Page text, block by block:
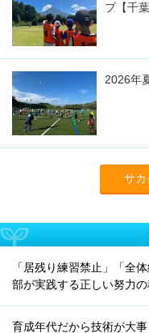
プ【千
2026年
サカ
「居残り練習禁止」「全
部が実践する正しい努力
育成年代だから技術が大